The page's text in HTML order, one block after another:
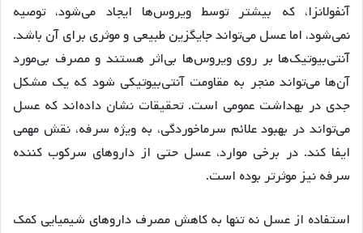
آنفولانزا، که بیشتر توسط ویروس‌ها ایجاد می‌شود، توصیه
نمی‌شود، اما عسل می‌تواند جایگزین طبیعی و موثری برای آن باشد.
آنتی‌بیوتیک‌ها بر روی ویروس‌ها بی‌اثر هستند و مصرف بی‌مورد
آن‌ها می‌تواند منجر به مقاومت آنتی‌بیوتیکی شود که یک مشکل
جدی در بهداشت عمومی است. تحقیقات نشان داده‌اند که عسل
می‌تواند در بهبود علائم سرماخوردگی، به ویژه سرفه، نقش مهمی
ایفا کند. در برخی موارد، عسل حتی از داروهای سرکوب کننده
سرفه نیز موثرتر بوده است.
استفاده از عسل نه تنها به کاهش مصرف داروهای شیمیایی کمک